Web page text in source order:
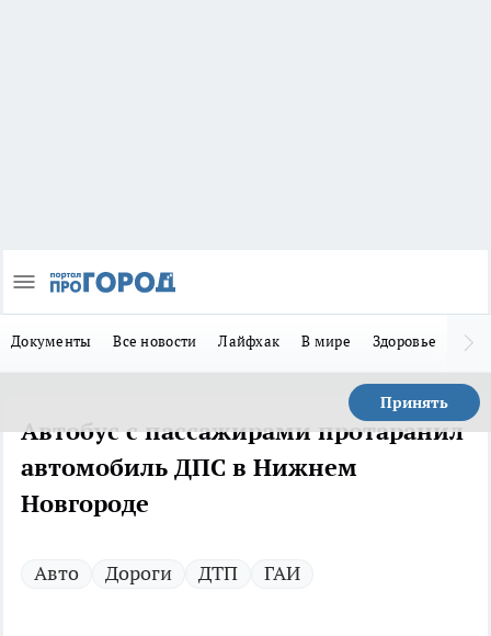
Документы Все новости Лайфхак В мире Здоровье
Принять
Автобус с пассажирами протаранил
автомобиль ДПС в Нижнем
Новгороде
Авто Дороги ДТП ГАИ